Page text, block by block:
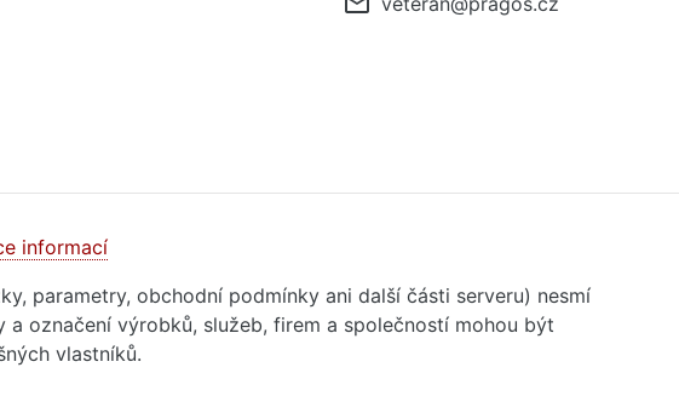
informací
parametry, obchodní podmínky ani další části serveru) nesmí
označení výrobků, služeb, firem a společností mohou být
vlastníků.